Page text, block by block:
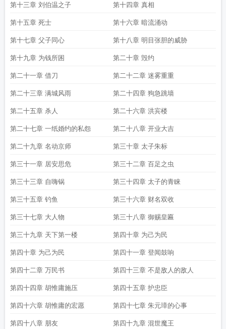
第十三章 刘伯温之子 第十四章 真相
第十五章 死士 第十六章 暗流涌动
第十七章 父子同心 第十八章 明目张胆的威胁
第十九章 为钱所困 第二十章 毁约
第二十一章 借刀 第二十二章 迷雾重重
第二十三章 满城风雨 第二十四章 狗急跳墙
第二十五章 杀人 第二十六章 洪宾楼
第二十七章 一纸婚约的私怨 第二十八章 开业大吉
第二十九章 名动京师 第三十章 太子朱标
第三十一章 居安思危 第三十二章 百足之虫
第三十三章 自嗨锅 第三十四章 太子的青睐
第三十五章 钓鱼 第三十六章 财名双收
第三十七章 大人物 第三十八章 御赐皇匾
第三十九章 天下第一楼 第四十章 为己为民
第四十章 为己为民 第四十一章 登闻鼓响
第四十二章 万民书 第四十三章 不是敌人的敌人
第四十四章 胡惟庸施压 第四十五章 护忠臣
第四十六章 胡惟庸的宏愿 第四十七章 朱元璋的心事
第四十八章 朋友 第四十九章 混世魔王